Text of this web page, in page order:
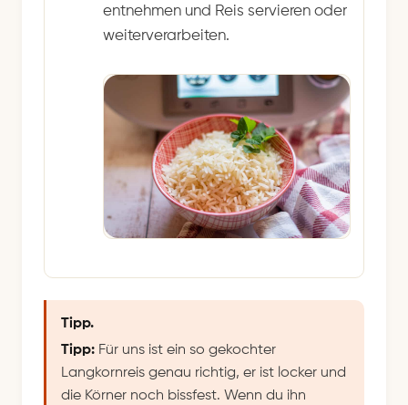
entnehmen und Reis servieren oder
weiterverarbeiten.
Tipp.
Tipp: Für uns ist ein so gekochter
Langkornreis genau richtig, er ist locker und
die Körner noch bissfest. Wenn du ihn